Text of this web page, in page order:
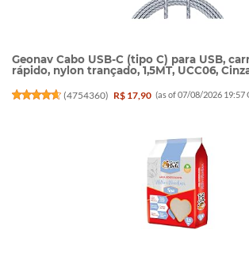
Geonav Cabo USB-C (tipo C) para USB,
rápido, nylon trançado, 1,5MT, UCC06,
(4754360) R$ 17,90 (as of 07/08/2026 19:57